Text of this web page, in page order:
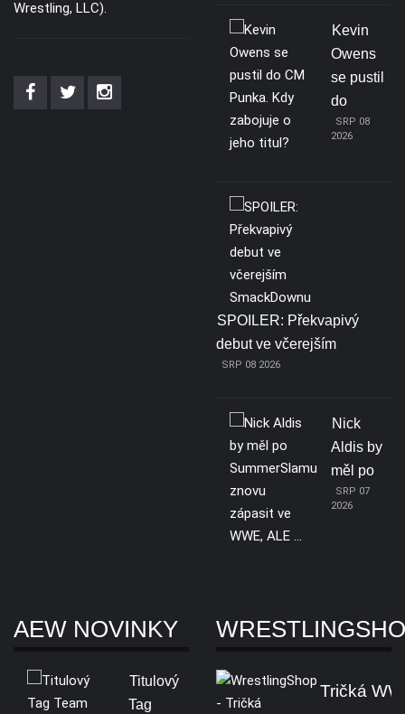
Wrestling, LLC).
Kevin
Owens
se pustil
do
SRP 08
2026
SPOILER: Překvapivý
debut ve včerejším
SRP 08 2026
Nick
Aldis by
měl po
SRP 07
2026
AEW NOVINKY
Titulový
Tag
Tričká